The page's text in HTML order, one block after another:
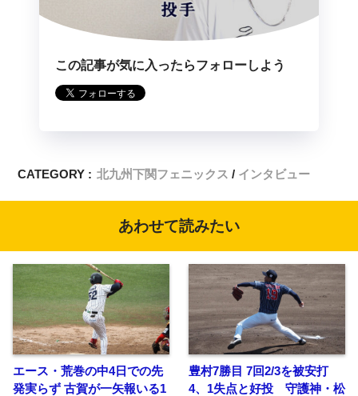
この記事が気に入ったらフォローしよう
CATEGORY : 北九州下関フェニックス インタビュー
あわせて読みたい
エース・荒巻の中4日での先
発実らず 古賀が一矢報いる1
豊村7勝目 7回2/3を被安打
4、1失点と好投 守護神・松